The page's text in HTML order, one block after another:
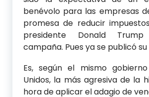
benévolo para las empresas
promesa de reducir
presidente Donald
campaña. Pues ya se publicó
Es, según el mismo
Unidos, la más agresiva de la
hora de aplicar el adagio de